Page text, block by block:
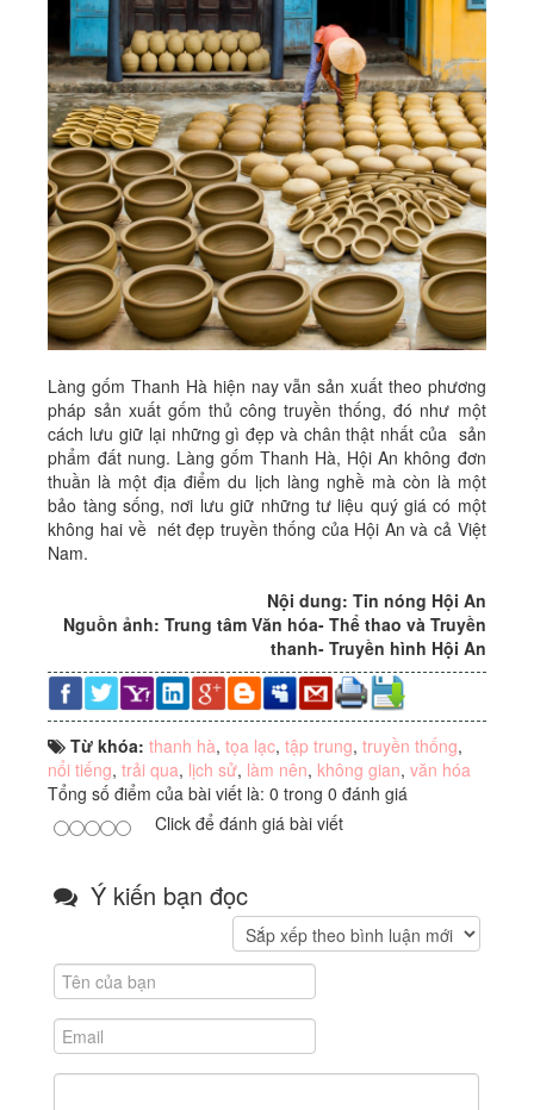
Làng gốm Thanh Hà hiện nay vẫn sản xuất theo phương
pháp sản xuất gốm thủ công truyền thống, đó như một
cách lưu giữ lại những gì đẹp và chân thật nhất của sản
phẩm đất nung. Làng gốm Thanh Hà, Hội An không đơn
thuần là một địa điểm du lịch làng nghề mà còn là một
bảo tàng sống, nơi lưu giữ những tư liệu quý giá có một
không hai về nét đẹp truyền thống của Hội An và cả Việt
Nam.
Nội dung: Tin nóng Hội An
Nguồn ảnh: Trung tâm Văn hóa- Thể thao và Truyền
thanh- Truyền hình Hội An
Từ khóa:thanh hà,tọa lạc,tập trung,truyền thống,
nổi tiếng,trải qua, lịch sử, làm nên, không gian,văn hóa
Tổng số điểm của bài viết là: 0 trong 0 đánh giá
Click để đánh giá bài viết
Ý kiến bạn đọc